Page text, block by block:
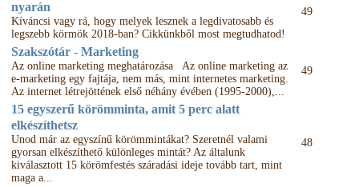
nyarán
Kíváncsi vagy rá, hogy melyek lesznek a legdivatosabb és
legszebb körmök 2018-ban? Cikkünkből most megtudhatod!
49
Szakszótár - Marketing
Az online marketing meghatározása Az online marketing az
e-marketing egy fajtája, nem más, mint internetes marketing.
Az internet létrejöttének első néhány évében (1995-2000),...
49
15 egyszerű körömminta, amit 5 perc alatt
elkészíthetsz
Unod már az egyszínű körömmintákat? Szeretnél valami
gyorsan elkészíthető különleges mintát? Az általunk
kiválasztott 15 körömfestés száradási ideje tovább tart, mint
maga a...
48